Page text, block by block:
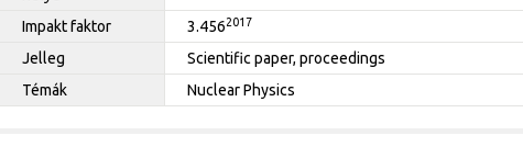
Impakt faktor 3.4562017
Jelleg
Scientific paper, proceedings
Témák
Nuclear Physics